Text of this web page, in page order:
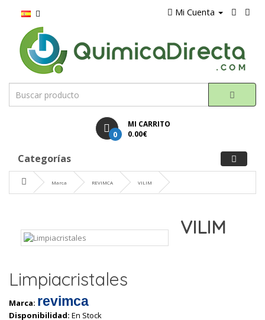
Mi Cuenta
MI CARRITO
0 0.00€
Categorías
Marca REVIMCA VILIM
VILIM
Limpiacristales
Marca: revimca
Disponibilidad: En Stock